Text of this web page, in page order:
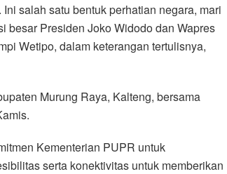
salah satu bentuk perhatian negara, mari
besar Presiden Joko Widodo dan Wapres
Wetipo, dalam keterangan tertulisnya,
Murung Raya, Kalteng, bersama
Kementerian PUPR untuk
serta konektivitas untuk memberikan